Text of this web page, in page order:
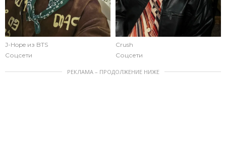
J-Hope из BTS
Соцсети
Crush
Соцсети
РЕКЛАМА – ПРОДОЛЖЕНИЕ НИЖЕ